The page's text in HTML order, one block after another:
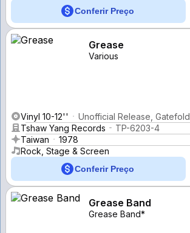
Conferir Preço
Grease
Various
Vinyl 10-12''
Unofficial Release, Gatefold
Tshaw Yang Records
TP-6203-4
Taiwan
1978
Rock, Stage & Screen
Conferir Preço
Grease Band
Grease Band*